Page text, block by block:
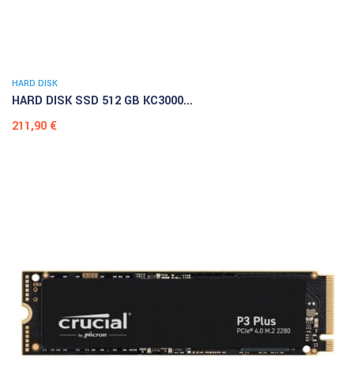
HARD DISK
HARD DISK SSD 512 GB KC3000...
Prezzo
211,90 €